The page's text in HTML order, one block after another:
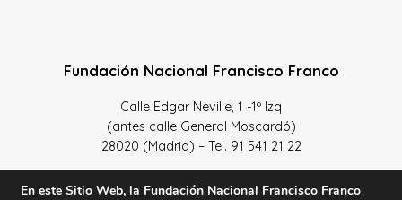
Fundación Nacional Francisco Franco
Calle Edgar Neville, 1 -1º Izq
(antes calle General Moscardó)
28020 (Madrid) – Tel. 91 541 21 22
En este Sitio Web, la Fundación Nacional Francisco Franco